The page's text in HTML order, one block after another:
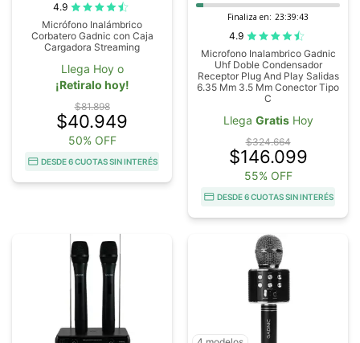
4.9
Micrófono Inalámbrico
Corbatero Gadnic con Caja
Cargadora Streaming
Llega Hoy o
¡Retiralo hoy!
$81.898
$40.949
50% OFF
DESDE 6 CUOTAS SIN INTERÉS
Finaliza en: 23:39:42
4.9
Microfono Inalambrico Gadnic
Uhf Doble Condensador
Receptor Plug And Play Salidas
6.35 Mm 3.5 Mm Conector Tipo
C
Llega GratisHoy
$324.664
$146.099
55% OFF
DESDE 6 CUOTAS SIN INTERÉS